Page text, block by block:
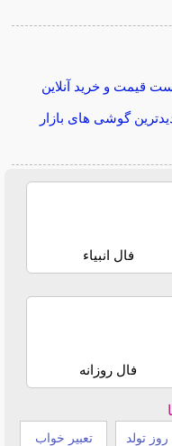
قیمت و خرید آنلاین
گوشی های بازار
فال انبیاء
فال روزانه
تولد تعبیر خواب